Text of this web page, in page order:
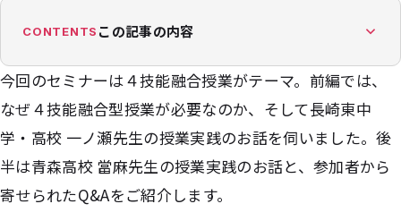
CONTENTS この記事の内容
今回のセミナーは４技能融合授業がテーマ。前編では、
なぜ４技能融合型授業が必要なのか、そして長崎東中
学・高校 一ノ瀬先生の授業実践のお話を伺いました。後
半は青森高校 當麻先生の授業実践のお話と、参加者から
寄せられたQ&Aをご紹介します。